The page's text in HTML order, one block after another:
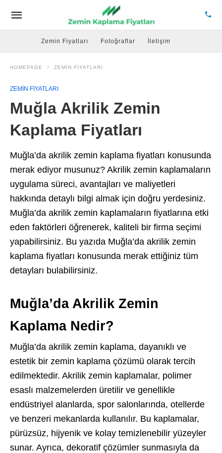
Zemin Fiyatları Fotoğraflar İletişim
HOMEPAGE ZEMIN FIYATLARI
ZEMIN FIYATLARI
Muğla Akrilik Zemin
Kaplama Fiyatları
Muğla’da akrilik zemin kaplama fiyatları konusunda
merak ediyor musunuz? Akrilik zemin kaplamaların
uygulama süreci, avantajları ve maliyetleri
hakkında detaylı bilgi almak için doğru yerdesiniz.
Muğla’da akrilik zemin kaplamaların fiyatlarına etki
eden faktörleri öğrenerek, kaliteli bir firma seçimi
yapabilirsiniz. Bu yazıda Muğla’da akrilik zemin
kaplama fiyatları konusunda merak ettiğiniz tüm
detayları bulabilirsiniz.
Muğla’da Akrilik Zemin
Kaplama Nedir?
Muğla’da akrilik zemin kaplama, dayanıklı ve
estetik bir zemin kaplama çözümü olarak tercih
edilmektedir. Akrilik zemin kaplamalar, polimer
esaslı malzemelerden üretilir ve genellikle
endüstriyel alanlarda, spor salonlarında, otellerde
ve benzeri mekanlarda kullanılır. Bu kaplamalar,
pürüzsüz, hijyenik ve kolay temizlenebilir yüzeyler
sunar. Ayrıca, dekoratif çözümler sunmasıyla da